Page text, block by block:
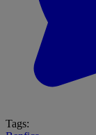
Tags: